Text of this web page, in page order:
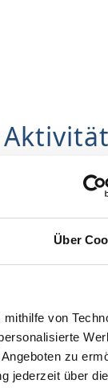
Über
von
zu
jederzeit über
Die Beurteilung
Ihre
Leistungsniveau
Anforderungen
Sportart
Analyse zu